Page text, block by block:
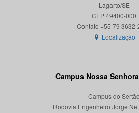
Lagarto/SE
CEP 49400-000
Localização
Campus Nossa
Campus do Sertão
Rodovia Engenheiro Jorge